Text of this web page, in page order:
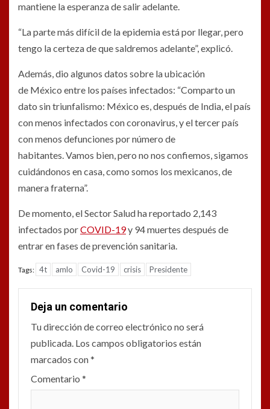
mantiene la esperanza de salir adelante.
“La parte más difícil de la epidemia está por llegar, pero
tengo la certeza de que saldremos adelante”, explicó.
Además, dio algunos datos sobre la ubicación
de México entre los países infectados: “Comparto un
dato sin triunfalismo: México es, después de India, el país
con menos infectados con coronavirus, y el tercer país
con menos defunciones por número de
habitantes. Vamos bien, pero no nos confiemos, sigamos
cuidándonos en casa, como somos los mexicanos, de
manera fraterna”.
De momento, el Sector Salud ha reportado 2,143
infectados porCOVID-19y 94 muertes después de
entrar en fases de prevención sanitaria.
Tags: 4t amlo Covid-19 crisis Presidente
Deja un comentario
Tu dirección de correo electrónico no será
publicada. Los campos obligatorios están
marcados con*
Comentario *